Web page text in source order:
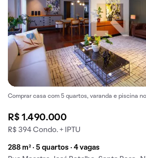
Comprar casa com 5 quartos, varanda e piscina
R$ 1.490.000
R$ 394 Condo. + IPTU
288 m² · 5 quartos · 4 vagas